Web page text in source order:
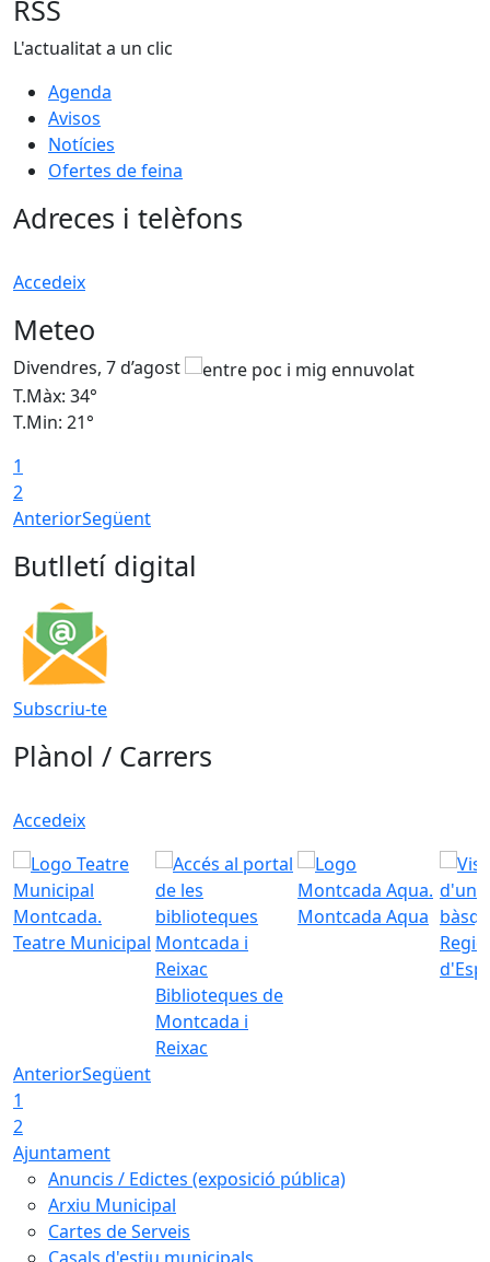
RSS
L'actualitat a un clic
Agenda
Avisos
Notícies
Ofertes de feina
Adreces i telèfons
Accedeix
Meteo
Divendres, 7 d’agost
T.Màx: 34°
T.Min: 21°
1
2
AnteriorSegüent
Butlletí digital
Subscriu-te
Plànol / Carrers
Accedeix
Teatre Municipal
Biblioteques de
Montcada i
Reixac
Montcada Aqua
AnteriorSegüent
1
2
Ajuntament
Anuncis / Edictes (exposició pública)
Arxiu Municipal
Cartes de Serveis